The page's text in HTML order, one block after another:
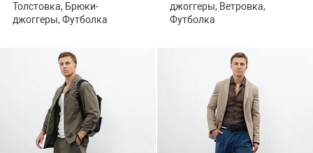
Толстовка, Брюки-
джоггеры, Футболка
джоггеры, Ветровка,
Футболка